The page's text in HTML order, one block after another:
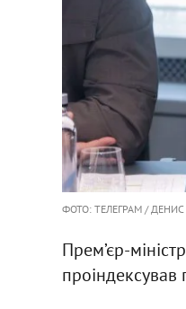
ФОТО: ТЕЛЕГРАМ /
Прем’єр-
проіндексував